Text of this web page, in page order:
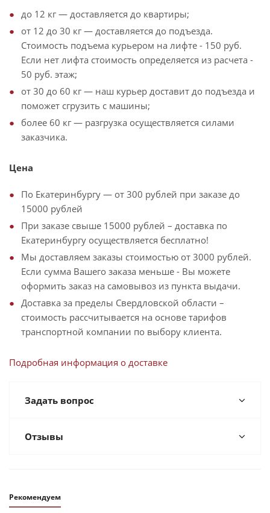
до 12 кг — доставляется до квартиры;
от 12 до 30 кг — доставляется до подъезда.
Стоимость подъема курьером на лифте - 150 руб.
Если нет лифта стоимость определяется из расчета -
50 руб. этаж;
от 30 до 60 кг — наш курьер доставит до подъезда и
поможет сгрузить с машины;
более 60 кг — разгрузка осуществляется силами
заказчика.
Цена
По Екатеринбургу — от 300 рублей при заказе до
15000 рублей
При заказе свыше 15000 рублей – доставка по
Екатеринбургу осуществляется бесплатно!
Мы доставляем заказы стоимостью от 3000 рублей.
Если сумма Вашего заказа меньше - Вы можете
оформить заказ на самовывоз из пункта выдачи.
Доставка за пределы Свердловской области –
стоимость рассчитывается на основе тарифов
транспортной компании по выбору клиента.
Подробная информация о доставке
Задать вопрос
Отзывы
Рекомендуем